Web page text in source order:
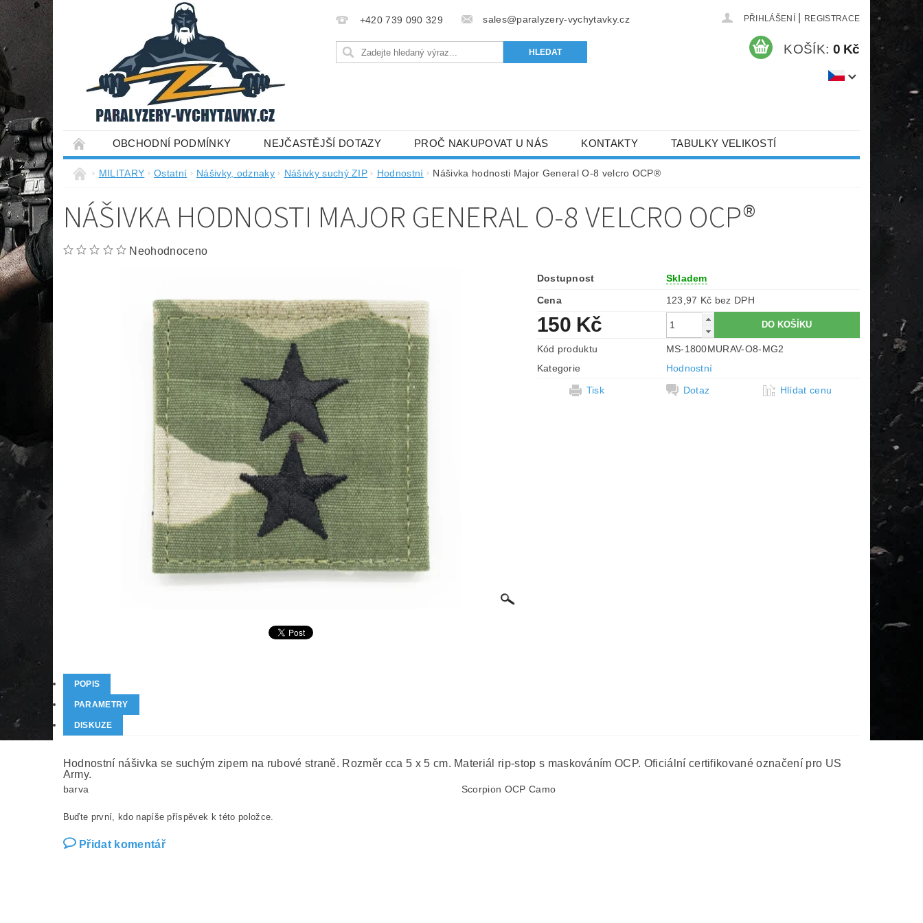
+420 739 090 329 sales@paralyzery-vychytavky.cz PŘIHLÁŠENÍ REGISTRACE
KOŠÍK: 0 Kč
OBCHODNÍ PODMÍNKY NEJČASTĚJŠÍ DOTAZY PROČ NAKUPOVAT U NÁS KONTAKTY TABULKY VELIKOSTÍ
MILITARY Ostatní Nášivky, odznaky Nášivky suchý ZIP Hodnostní Nášivka hodnosti Major General O-8 velcro OCP®
NÁŠIVKA HODNOSTI MAJOR GENERAL O-8 VELCRO OCP®
Neohodnoceno
Dostupnost
Skladem
Cena
123,97 Kč bez DPH
150 Kč
Kód produktu
MS-1800MURAV-O8-MG2
Kategorie
Hodnostní
Tisk
Dotaz Hlídat cenu
POPIS
PARAMETRY
DISKUZE
Hodnostní nášivka se suchým zipem na rubové straně. Rozměr cca 5 x 5 cm. Materiál rip-stop s maskováním OCP. Oficiální certifikované označení pro US
Army.
barva Scorpion OCP Camo
Buďte první, kdo napíše příspěvek k této položce.
Přidat komentář